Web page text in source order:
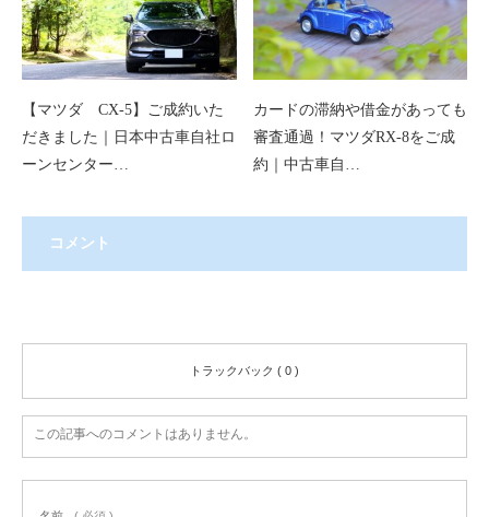
【マツダ CX-5】ご成約いた
だきました｜日本中古車自社ロ
ーンセンター…
カードの滞納や借金があっても
審査通過！マツダRX-8をご成
約｜中古車自…
コメント
トラックバック ( 0 )
この記事へのコメントはありません。